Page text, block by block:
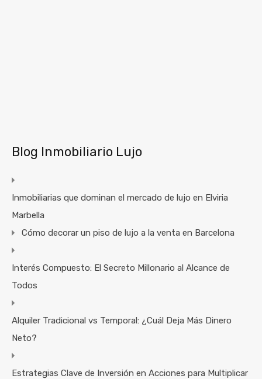
Blog Inmobiliario Lujo
Inmobiliarias que dominan el mercado de lujo en Elviria
Marbella
Cómo decorar un piso de lujo a la venta en Barcelona
Interés Compuesto: El Secreto Millonario al Alcance de
Todos
Alquiler Tradicional vs Temporal: ¿Cuál Deja Más Dinero
Neto?
Estrategias Clave de Inversión en Acciones para Multiplicar